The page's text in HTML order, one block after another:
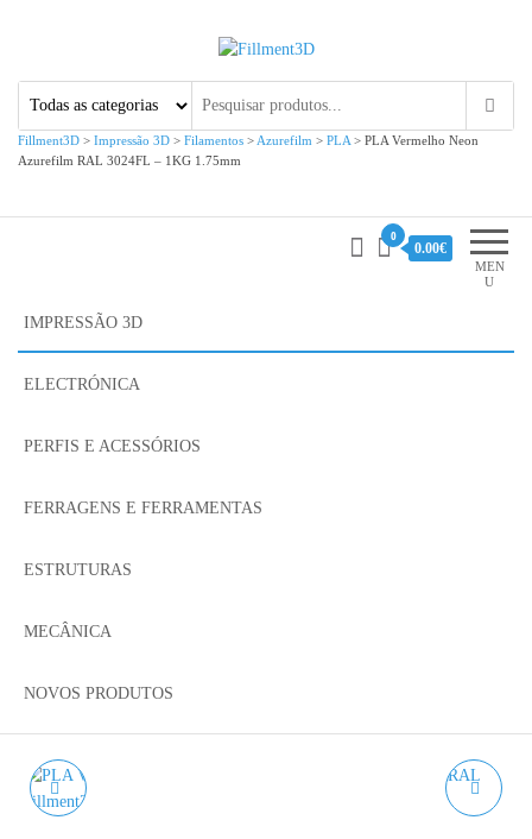
Fillment3D
Fillment3D > Impressão 3D > Filamentos > Azurefilm > PLA > PLA Vermelho Neon
Azurefilm RAL 3024FL – 1KG 1.75mm
MEN
U
0
0.00€
IMPRESSÃO 3D
ELECTRÓNICA
PERFIS E ACESSÓRIOS
FERRAGENS E FERRAMENTAS
ESTRUTURAS
MECÂNICA
NOVOS PRODUTOS